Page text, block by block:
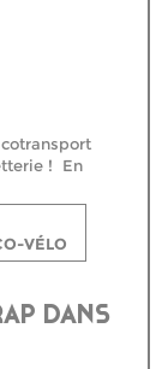
! En
VÉLO
DANS